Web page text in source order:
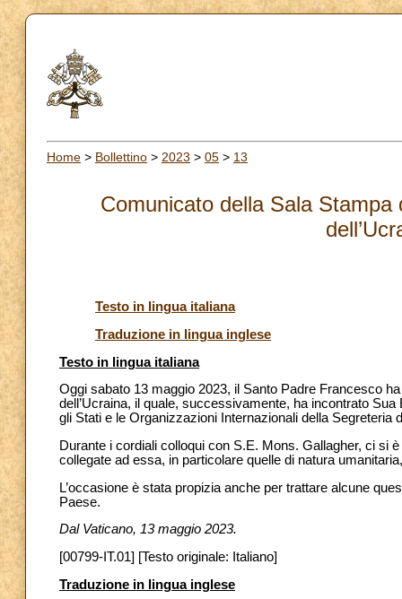
Home > Bollettino > 2023 > 05 > 13
Comunicato della Sala
Testo in lingua italiana
Traduzione in lingua inglese
Testo in lingua italiana
Oggi sabato 13 maggio 2023, il Santo Padre Francesco
dell’Ucraina, il quale, successivamente, ha incontrato
gli Stati e le Organizzazioni Internazionali della Segreteria
Durante i cordiali colloqui con S.E. Mons. Gallagher, ci si
collegate ad essa, in particolare quelle di natura
L’occasione è stata propizia anche per trattare alcune
Paese.
Dal Vaticano, 13 maggio 2023.
[00799-IT.01] [Testo originale: Italiano]
Traduzione in lingua inglese